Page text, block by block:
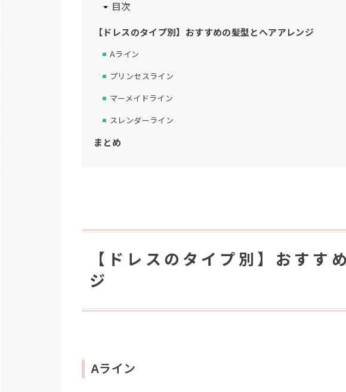
目次
【ドレスのタイプ別】おすすめの髪型とヘアアレンジ
Aライン
プリンセスライン
マーメイドライン
スレンダーライン
まとめ
【ドレスのタイプ別】おすす
ジ
Aライン